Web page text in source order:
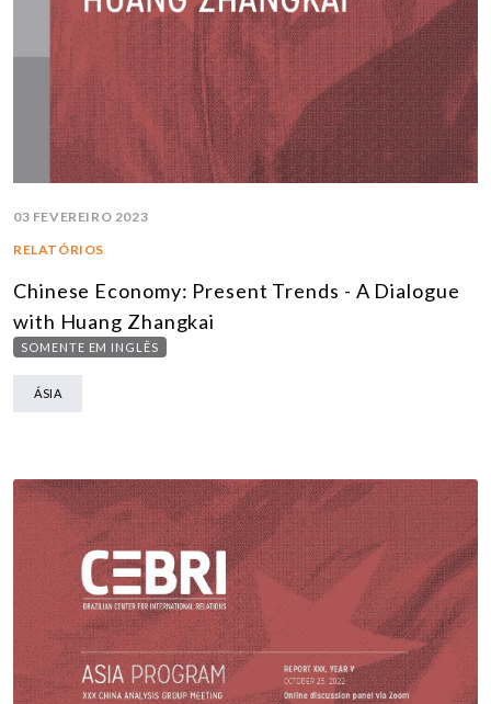
03 FEVEREIRO 2023
RELATÓRIOS
Chinese Economy: Present Trends - A Dialogue
with Huang Zhangkai
SOMENTE EM INGLÊS
ÁSIA